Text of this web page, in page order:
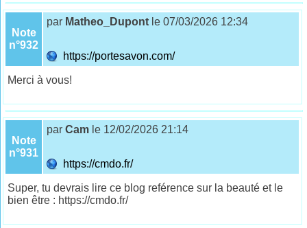
Note
n°932
par Matheo_Dupont le 07/03/2026 12:34
https://portesavon.com/
Merci à vous!
Note
n°931
parCam le 12/02/2026 21:14
https://cmdo.fr/
Super, tu devrais lire ce blog reférence sur la beauté et le
bien être : https://cmdo.fr/